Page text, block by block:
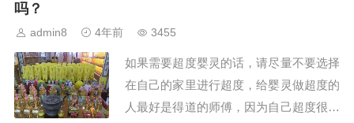
1.如何超越...
吗？
admin8 4年前 3455
如果需要超度婴灵的话，请尽量不要选择
在自己的家里进行超度，给婴灵做超度的
人最好是得道的师傅，因为自己超度很可